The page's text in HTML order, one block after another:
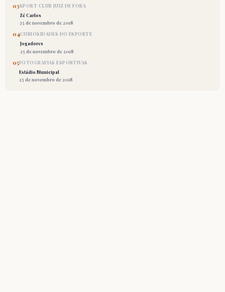
03SPORT CLUB JUIZ DE FORA
Zé Carlos
25 de novembro de 2018
04CURIOSIDADES DO ESPORTE
Jogadores
25 de novembro de 2018
05FOTOGRAFIAS ESPORTIVAS
Estádio Municipal
25 de novembro de 2018